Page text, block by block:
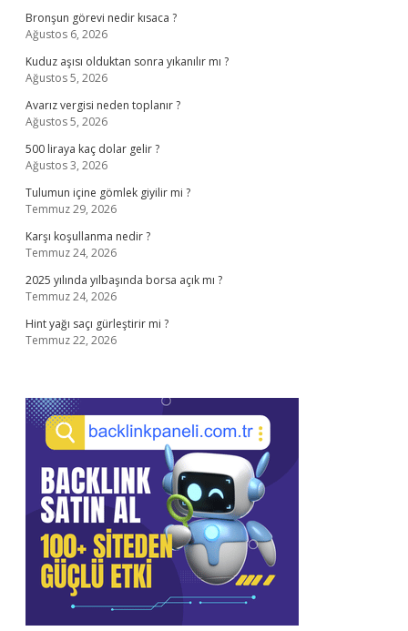
Bronşun görevi nedir kısaca ?
Ağustos 6, 2026
Kuduz aşısı olduktan sonra yıkanılır mı ?
Ağustos 5, 2026
Avarız vergisi neden toplanır ?
Ağustos 5, 2026
500 liraya kaç dolar gelir ?
Ağustos 3, 2026
Tulumun içine gömlek giyilir mi ?
Temmuz 29, 2026
Karşı koşullanma nedir ?
Temmuz 24, 2026
2025 yılında yılbaşında borsa açık mı ?
Temmuz 24, 2026
Hint yağı saçı gürleştirir mi ?
Temmuz 22, 2026